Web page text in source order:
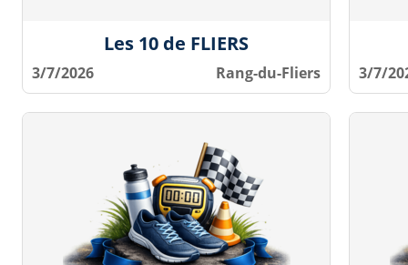
Les 10 de FLIERS
3/7/2026 Rang-du-Fliers 3/7/